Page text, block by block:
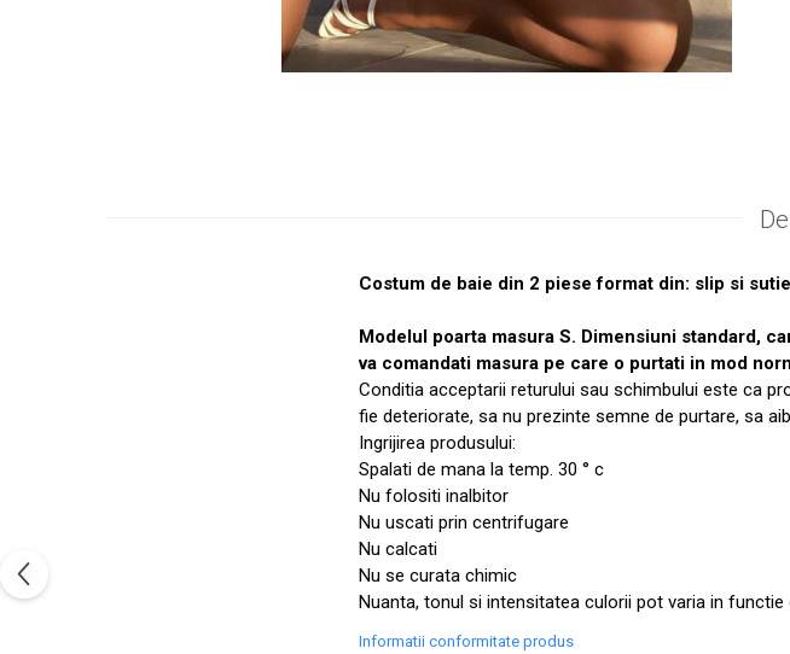
Costum de baie din 2 piese format din: slip si
Modelul poarta masura S. Dimensiuni standard,
va comandati masura pe care o purtati in mod
Conditia acceptarii returului sau schimbului este ca
fie deteriorate, sa nu prezinte semne de purtare, sa
Ingrijirea produsului:
Spalati de mana la temp. 30 ° c
Nu folositi inalbitor
Nu uscati prin centrifugare
Nu calcati
Nu se curata chimic
Nuanta, tonul si intensitatea culorii pot varia in functie
Informatii conformitate produs